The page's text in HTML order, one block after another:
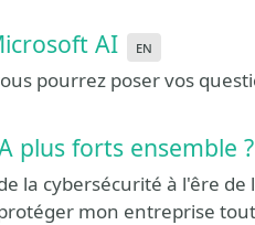
AI en
pourrez poser vos
plus forts ensemble ?
la cybersécurité à l'êre
mon entreprise